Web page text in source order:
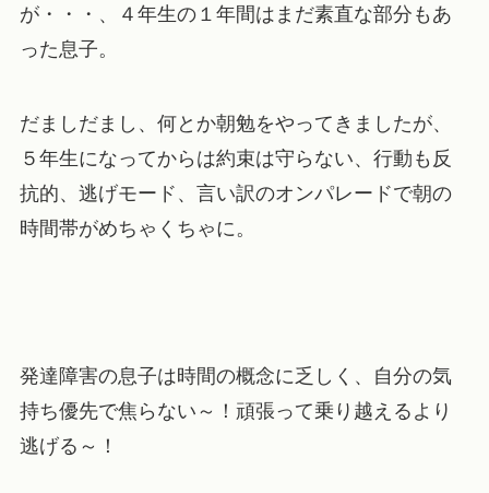
が・・・、４年生の１年間はまだ素直な部分もあ
った息子。
だましだまし、何とか朝勉をやってきましたが、
５年生になってからは約束は守らない、行動も反
抗的、逃げモード、言い訳のオンパレードで朝の
時間帯がめちゃくちゃに。
発達障害の息子は時間の概念に乏しく、自分の気
持ち優先で焦らない～！頑張って乗り越えるより
逃げる～！